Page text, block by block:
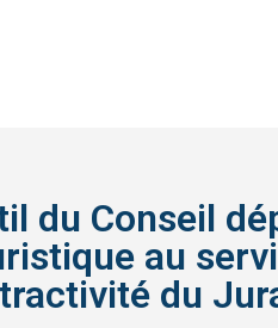
du Conseil
au
du